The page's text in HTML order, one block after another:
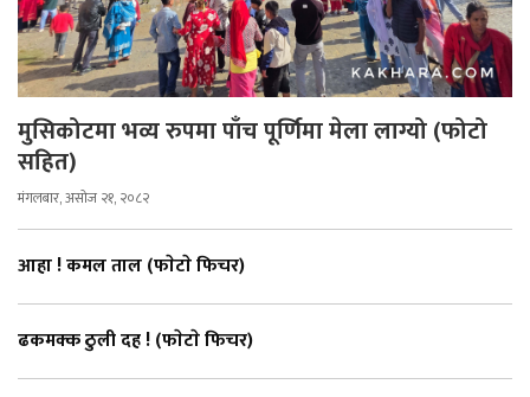
मुसिकोटमा भव्य रुपमा पाँच पूर्णिमा मेला लाग्यो (फोटो
सहित)
मंगलबार, असोज २१, २०८२
आहा ! कमल ताल (फाेटाे फिचर)
ढकमक्क ठुली दह ! (फाेटाे फिचर)